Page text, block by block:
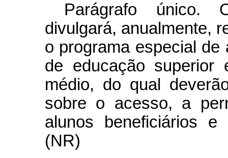
Parágrafo único.
divulgará, anualmente,
o programa especial
de educação
médio, do qual
sobre o acesso, a
alunos beneficiários e
(NR)